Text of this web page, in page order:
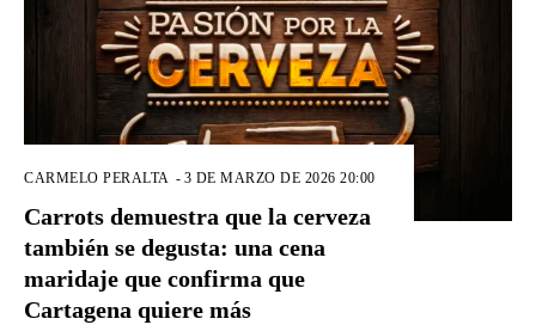
CARMELO PERALTA - 3 DE MARZO DE 2026 20:00
Carrots demuestra que la cerveza
también se degusta: una cena
maridaje que confirma que
Cartagena quiere más